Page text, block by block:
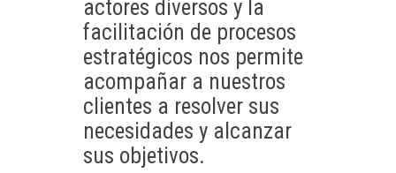
actores diversos y la
facilitación de procesos
estratégicos nos permite
acompañar a nuestros
clientes a resolver sus
necesidades y alcanzar
sus objetivos.